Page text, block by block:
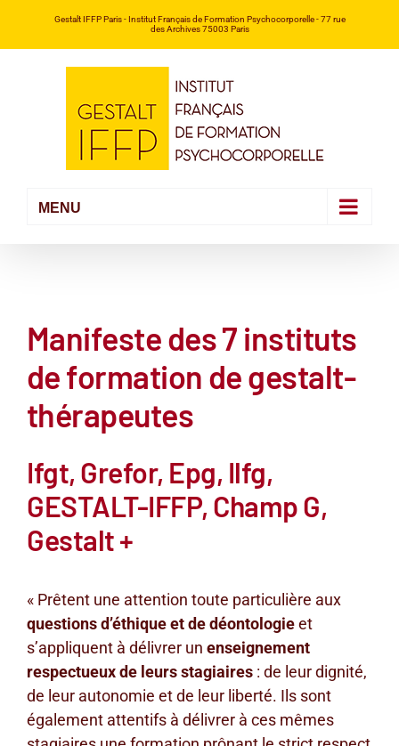
Gestalt IFFP Paris- Institut Français de Formation Psychocorporelle -77 rue
des Archives 75003 Paris
Manifeste des 7 instituts
de formation de gestalt-
thérapeutes
Ifgt, Grefor, Epg, Ilfg,
GESTALT-IFFP, Champ G,
Gestalt +
« Prêtent une attention toute particulière aux
questions d’éthique et de déontologieet
s’appliquent à délivrer un enseignement
respectueux de leurs stagiaires: de leur dignité,
de leur autonomie et de leur liberté. Ils sont
également attentifs à délivrer à ces mêmes